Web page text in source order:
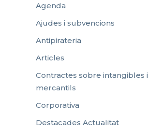
Agenda
Ajudes i subvencions
Antipirateria
Articles
Contractes sobre intangibles i
mercantils
Corporativa
Destacades Actualitat